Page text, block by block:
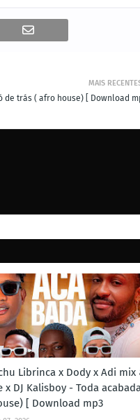
MAIS
de trás ( afro house) [ Download
Librinca x Dody x Adi mix
x DJ Kalisboy - Toda
[ Download mp3